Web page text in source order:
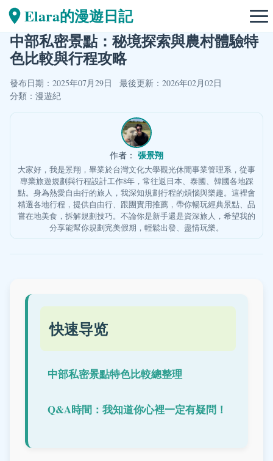
Elara的漫遊日記
中部私密景點：秘境探索與農村體驗特
色比較與行程攻略
發布日期：2025年07月29日
最後更新：2026年02月02日
分類： 漫遊紀
作者： 張景翔
大家好，我是景翔，畢業於台灣文化大學觀光休閒事業管理系，從事
專業旅遊規劃與行程設計工作8年，常往返日本、泰國、韓國各地踩
點。身為熱愛自由行的旅人，我深知規劃行程的煩惱與樂趣。這裡會
精選各地行程，提供自由行、跟團實用推薦，帶你暢玩經典景點、品
嘗在地美食，拆解規劃技巧。不論你是新手還是資深旅人，希望我的
分享能幫你規劃完美假期，輕鬆出發、盡情玩樂。
快速导览
中部私密景點特色比較總整理
Q&A時間：我知道你心裡一定有疑問！